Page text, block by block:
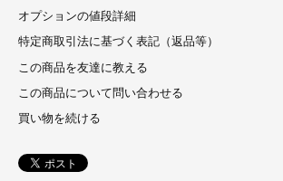
オプションの値段詳細
特定商取引法に基づく表記（返品等）
この商品を友達に教える
この商品について問い合わせる
買い物を続ける